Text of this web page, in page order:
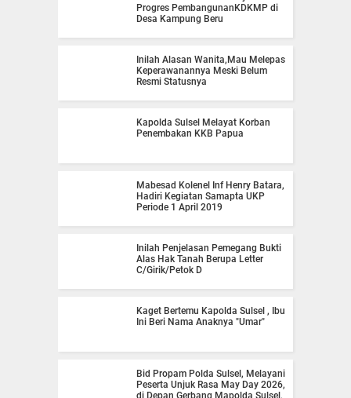
Progres PembangunanKDKMP di
Desa Kampung Beru
Inilah Alasan Wanita,Mau Melepas
Keperawanannya Meski Belum
Resmi Statusnya
Kapolda Sulsel Melayat Korban
Penembakan KKB Papua
Mabesad Kolenel Inf Henry Batara,
Hadiri Kegiatan Samapta UKP
Periode 1 April 2019
Inilah Penjelasan Pemegang Bukti
Alas Hak Tanah Berupa Letter
C/Girik/Petok D
Kaget Bertemu Kapolda Sulsel , Ibu
Ini Beri Nama Anaknya "Umar"
Bid Propam Polda Sulsel, Melayani
Peserta Unjuk Rasa May Day 2026,
di Depan Gerbang Mapolda Sulsel,